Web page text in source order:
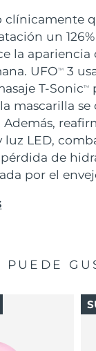
clínicamente
un
la apariencia
UFOTM
3
T-SonicTM
mascarilla se
luz LED,
de
por el